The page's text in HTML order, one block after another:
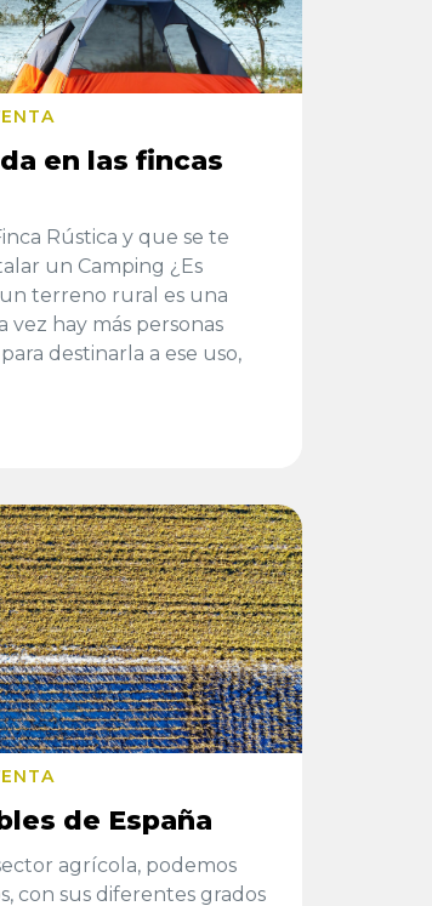
en las fincas
Rústica y que se te
un Camping ¿Es
terreno rural es una
hay más personas
destinarla a ese uso,
de España
agrícola, podemos
con sus diferentes grados